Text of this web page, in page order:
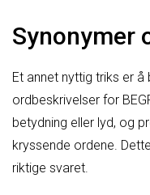
Synonymer
Et annet nyttig triks er
ordbeskrivelser for
betydning eller lyd, og
kryssende ordene.
riktige svaret.